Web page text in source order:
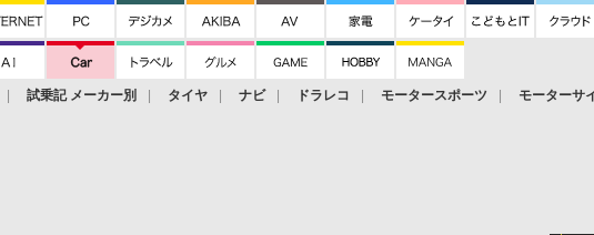
試乗記 メーカー別 タイヤ ナビ ドラレコ モータースポーツ モーターサ